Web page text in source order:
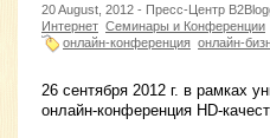
20 August, 2012 - Пресс-Центр
Интернет Семинары и Конференции
онлайн-конференция онлайн-
26 сентября 2012 г. в рамках
онлайн-конференция HD-